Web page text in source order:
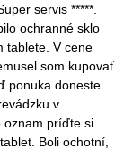
/
5
servis *****.
ochranné sklo
tablete. V cene
som kupovať
ponuka doneste
v
oznam príďte si
Boli ochotní,